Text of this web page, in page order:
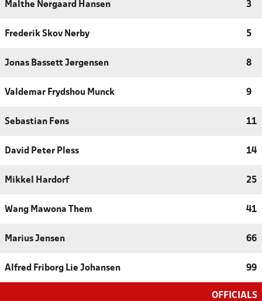
Malthe Nørgaard Hansen 3
Frederik Skov Nørby 5
Jonas Bassett Jørgensen 8
Valdemar Frydshou Munck 9
Sebastian Føns 11
David Peter Pless 14
Mikkel Hardorf 25
Wang Mawona Them 41
Marius Jensen 66
Alfred Friborg Lie Johansen 99
OFFICIALS